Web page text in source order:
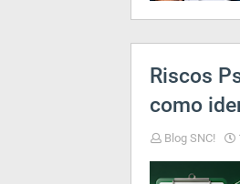
Riscos
como
Blog SNC!